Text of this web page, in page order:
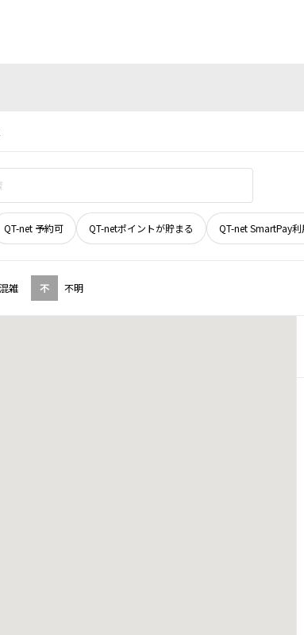
QT-net 予約可 QT-netポイントが貯まる QT-net SmartPay
混雑 不 不明